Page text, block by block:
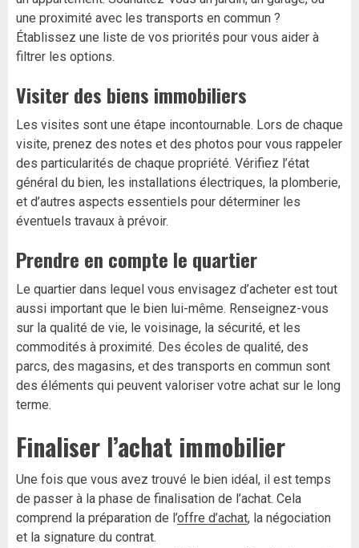
une proximité avec les transports en commun ?
Établissez une liste de vos priorités pour vous aider à
filtrer les options.
Visiter des biens immobiliers
Les visites sont une étape incontournable. Lors de chaque
visite, prenez des notes et des photos pour vous rappeler
des particularités de chaque propriété. Vérifiez l’état
général du bien, les installations électriques, la plomberie,
et d’autres aspects essentiels pour déterminer les
éventuels travaux à prévoir.
Prendre en compte le quartier
Le quartier dans lequel vous envisagez d’acheter est tout
aussi important que le bien lui-même. Renseignez-vous
sur la qualité de vie, le voisinage, la sécurité, et les
commodités à proximité. Des écoles de qualité, des
parcs, des magasins, et des transports en commun sont
des éléments qui peuvent valoriser votre achat sur le long
terme.
Finaliser l’achat immobilier
Une fois que vous avez trouvé le bien idéal, il est temps
de passer à la phase de finalisation de l’achat. Cela
comprend la préparation de l’offre d’achat, la négociation
et la signature du contrat.